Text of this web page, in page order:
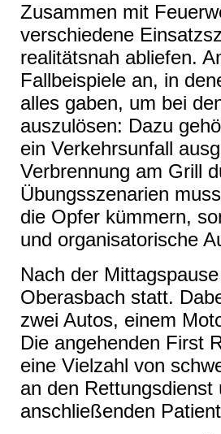
Zusammen mit
verschiedene
realitätsnah abliefen.
Fallbeispiele an, in
alles gaben, um bei
auszulösen: Dazu
ein Verkehrsunfall
Verbrennung am Grill
Übungsszenarien
die Opfer kümmern,
und organisatorische
Nach der
Oberasbach statt.
zwei Autos, einem
Die angehenden First
eine Vielzahl von
an den
anschließenden